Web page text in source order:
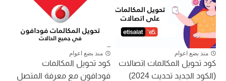
منذ بضع اعوام
كود تحويل المكالمات اتصالات
(الكود الجديد تحديث 2024)
منذ بضع اعوام
كود تحويل المكالمات
فودافون مع معرفة المتصل